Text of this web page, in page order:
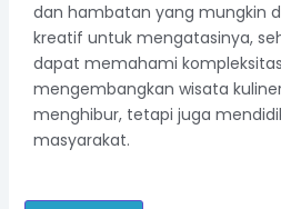
dan hambatan yang mungkin
kreatif untuk mengatasinya,
dapat memahami
mengembangkan wisata
menghibur, tetapi juga
masyarakat.